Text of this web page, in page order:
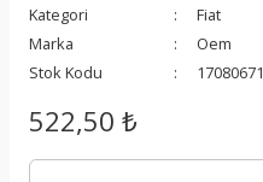
Kategori
Fiat
Marka
Oem
Stok Kodu
17080671
522,50 ₺